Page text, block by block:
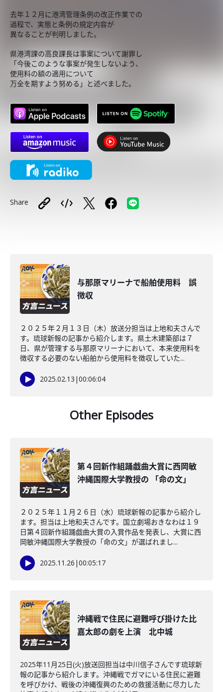
去年１２月に港湾管理条例の改正作業での
過程で、実態と条例の規定内容が
異なることが判明しました。
県港湾課の高良課長は事案について謝罪し
「今後このような事案が発生しないよう、
使用料の額の適用について
万全を期すよう努める」と述べました。
Share
与那原マリーナで船舶使用料 誤
徴収
２０２５年２月１３日（木）放送分担当は上地和夫さんで
す。琉球新報の記事から紹介します。県土木建築部は７
日、県が管理する与那原マリーナにおいて、本来使用料を
徴収する必要のない船舶から使用料を徴収していた...
2025.02.13 |00:06:04
Other Episodes
第４回新作組踊戯曲大賞に西岡敏
沖縄国際大学教授の 「命の文」
２０２５年１１月２６日（水）琉球新報の記事から紹介し
ます。担当は上地和夫さんです。国立劇場おきなわは１９
日第４回新作組踊戯曲大賞の入賞作品を発表し、大賞に西
岡敏沖縄国際大学教授の「命の文」が選ばれまし...
2025.11.26 |00:05:17
沖縄戦で住民に避難呼び掛けた比
嘉太郎の劇を上演 北中城
2025年11月25日(火)放送回担当は中川信子さんです琉球新
報の記事から紹介します。沖縄戦でガマにいる住民に避難
を呼びかけ、戦後の沖縄復興のための救援活動に尽力した